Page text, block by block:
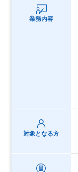
業務内容
対象となる方